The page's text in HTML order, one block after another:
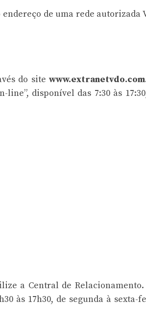
de uma rede autorizada
do site
disponível das 7:30 às
a Central de Relacionamento.
às 17h30, de segunda à sexta-